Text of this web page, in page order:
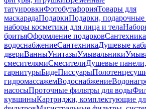
татуировкиФотобутафорияТовары для
маскарадаПодаркиПодарки,
наборы косметики для лица и тела
бритьяОформление подарков
водоснабжениеСантехникаДушевые
двериВанныУнитазыУмывальники
смесителямиСмесителиДушевые панели,
гарнитурыБидеПиссуары
гидромассажемВодоснабжение
насосыПроточные фильтры для воды
кувшиныКартриджи, комплектующие